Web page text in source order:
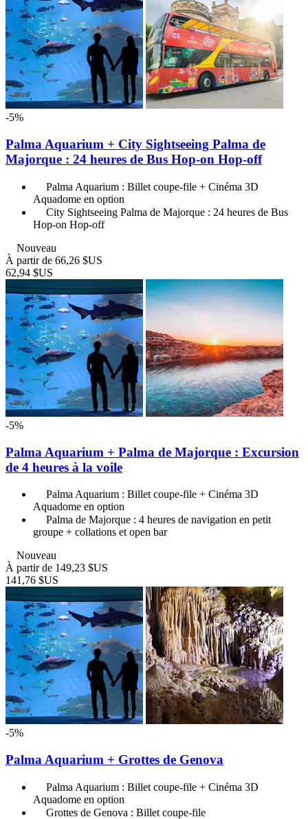
-5%
Palma Aquarium + City Sightseeing Palma de
Majorque : 24 heures de Bus Hop-on Hop-off
Palma Aquarium : Billet coupe-file + Cinéma 3D
Aquadome en option
City Sightseeing Palma de Majorque : 24 heures de Bus
Hop-on Hop-off
Nouveau
À partir de 66,26 $US
62,94 $US
-5%
Palma Aquarium + Palma de Majorque : Excursion
de 4 heures à la voile
Palma Aquarium : Billet coupe-file + Cinéma 3D
Aquadome en option
Palma de Majorque : 4 heures de navigation en petit
groupe + collations et open bar
Nouveau
À partir de 149,23 $US
141,76 $US
-5%
Palma Aquarium + Grottes de Genova
Palma Aquarium : Billet coupe-file + Cinéma 3D
Aquadome en option
Grottes de Genova : Billet coupe-file